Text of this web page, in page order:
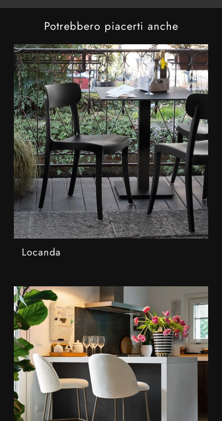
Potrebbero piacerti anche
Locanda